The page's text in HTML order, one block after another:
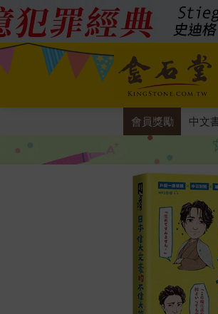
會員獎勵 中文